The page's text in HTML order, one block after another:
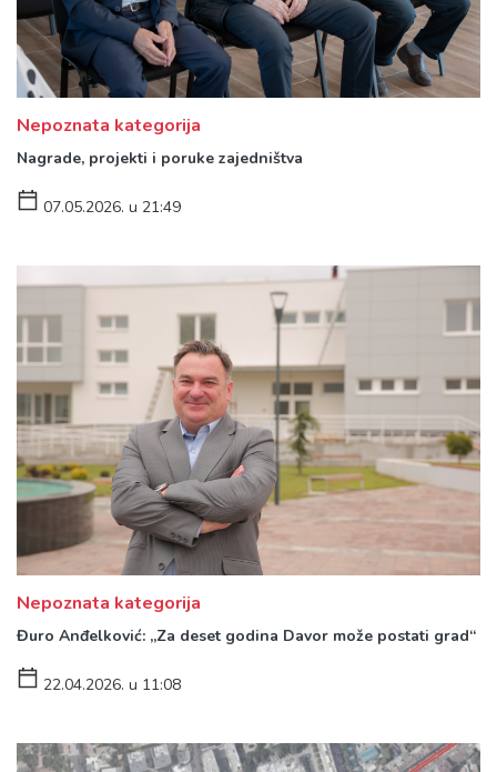
Nepoznata kategorija
Nagrade, projekti i poruke zajedništva
07.05.2026. u 21:49
Nepoznata kategorija
Đuro Anđelković: „Za deset godina Davor može postati grad“
22.04.2026. u 11:08